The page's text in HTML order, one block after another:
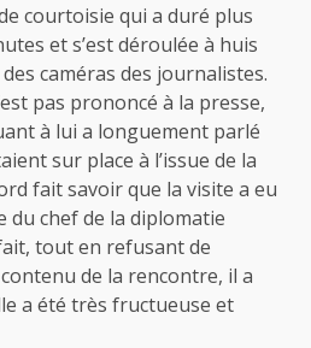
courtoisie qui a duré plus
et s’est déroulée à huis
caméras des journalistes.
pas prononcé à la presse,
à lui a longuement parlé
sur place à l’issue de la
fait savoir que la visite a eu
du chef de la diplomatie
tout en refusant de
de la rencontre, il a
a été très fructueuse et